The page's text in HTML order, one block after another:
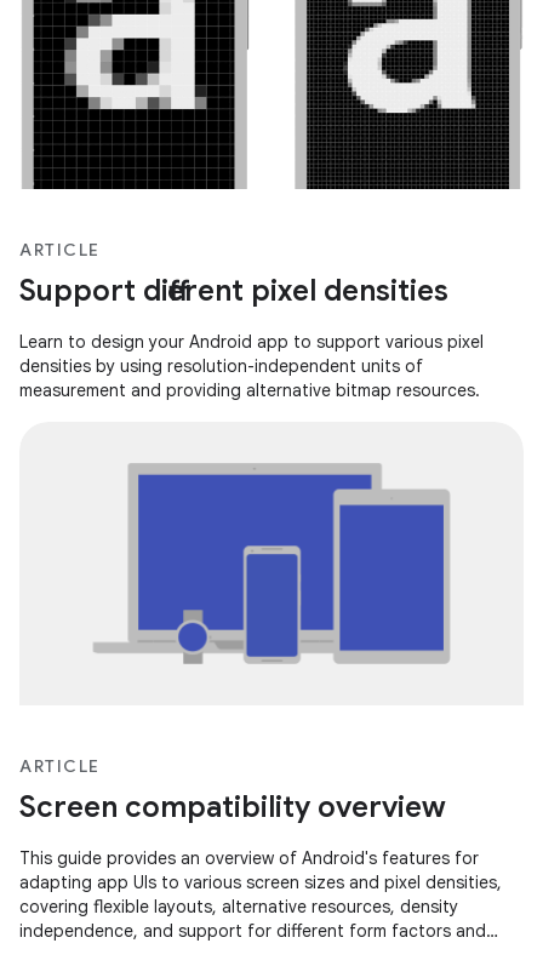
ARTICLE
Support different pixel densities
Learn to design your Android app to support various pixel
densities by using resolution-independent units of
measurement and providing alternative bitmap resources.
ARTICLE
Screen compatibility overview
This guide provides an overview of Android's features for
adapting app UIs to various screen sizes and pixel densities,
covering flexible layouts, alternative resources, density
independence, and support for different form factors and